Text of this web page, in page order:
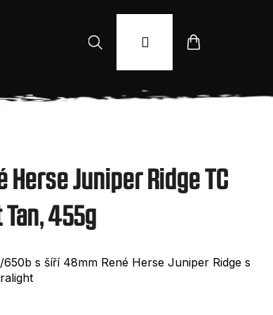
Hledat PřihlášeníNákupní
košík
Juniper Ridge TC
455g
s šíří 48mm René Herse Juniper Ridge s